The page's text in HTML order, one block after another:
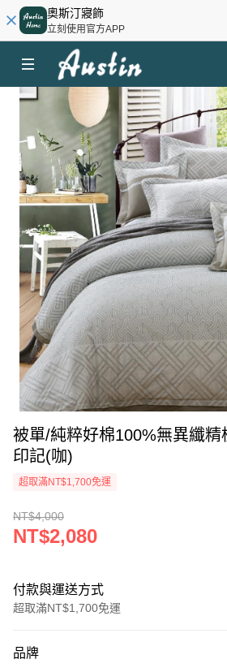
奧斯汀寢飾
立刻使用官方APP
被單/純粹好棉100%無異纖精
印記(咖)
超取滿NT$1,700免運
NT$4,000
NT$2,080
付款與運送方式
超取滿NT$1,700免運
信用卡一次付款
品牌